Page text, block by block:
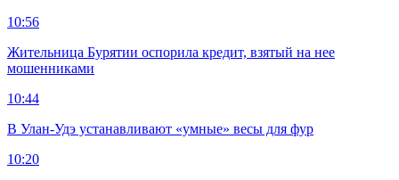
10:56
Жительница Бурятии оспорила кредит, взятый на нее
мошенниками
10:44
В Улан-Удэ устанавливают «умные» весы для фур
10:20